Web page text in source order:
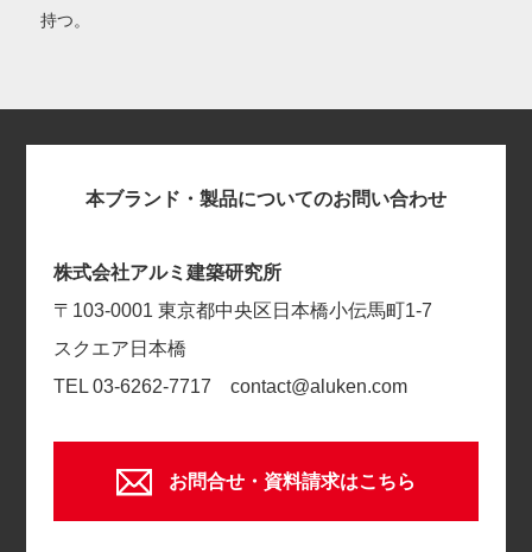
持つ。
本ブランド・製品についてのお問い合わせ
株式会社アルミ建築研究所
〒103-0001 東京都中央区日本橋小伝馬町1-7
スクエア日本橋
TEL 03-6262-7717
contact@aluken.com
お問合せ・資料請求はこちら